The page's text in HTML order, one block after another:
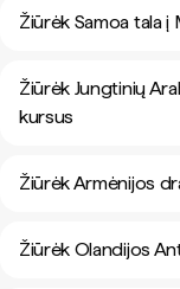
Žiūrėk Samoa tala į
Žiūrėk Jungtinių
kursus
Žiūrėk Armėnijos
Žiūrėk Olandijos